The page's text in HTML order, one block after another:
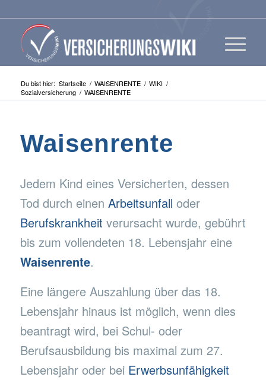
Du bist hier: Startseite / WAISENRENTE / WIKI /
Sozialversicherung / WAISENRENTE
Waisenrente
Jedem Kind eines Versicherten, dessen
Tod durch einen Arbeitsunfall oder
Berufskrankheit verursacht wurde, gebührt
bis zum vollendeten 18. Lebensjahr eine
Waisenrente.
Eine längere Auszahlung über das 18.
Lebensjahr hinaus ist möglich, wenn dies
beantragt wird, bei Schul- oder
Berufsausbildung bis maximal zum 27.
Lebensjahr oder bei Erwerbsunfähigkeit